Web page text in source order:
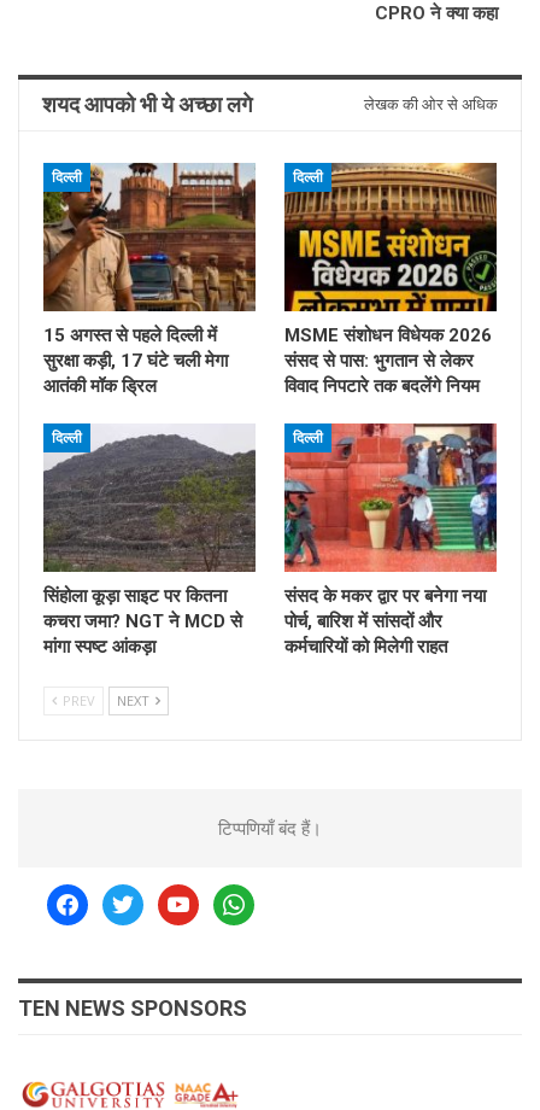
CPRO ने क्या कहा
शयद आपको भी ये अच्छा लगे लेखक की ओर से अधिक
दिल्ली
15 अगस्त से पहले दिल्ली में
सुरक्षा कड़ी, 17 घंटे चली मेगा
आतंकी मॉक ड्रिल
दिल्ली
MSME संशोधन विधेयक 2026
संसद से पास: भुगतान से लेकर
विवाद निपटारे तक बदलेंगे नियम
दिल्ली
सिंहोला कूड़ा साइट पर कितना
कचरा जमा? NGT ने MCD से
मांगा स्पष्ट आंकड़ा
दिल्ली
संसद के मकर द्वार पर बनेगा नया
पोर्च, बारिश में सांसदों और
कर्मचारियों को मिलेगी राहत
PREV NEXT
टिप्पणियाँ बंद हैं।
facebooktwitteryoutubewhatsapp
TEN NEWS SPONSORS